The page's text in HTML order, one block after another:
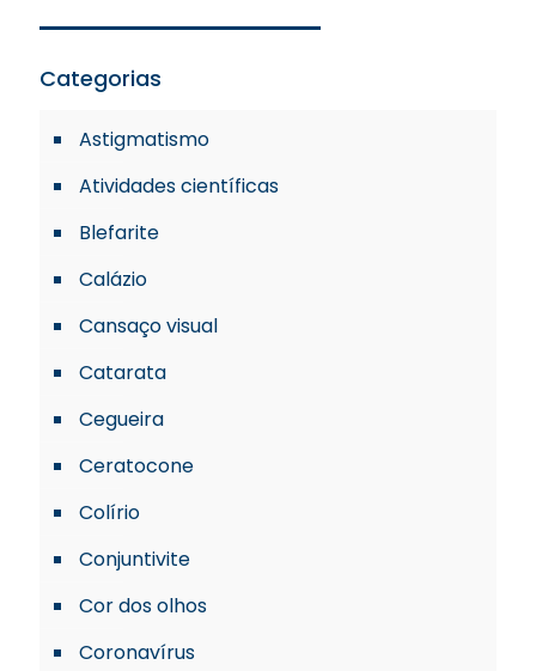
Categorias
Astigmatismo
Atividades científicas
Blefarite
Calázio
Cansaço visual
Catarata
Cegueira
Ceratocone
Colírio
Conjuntivite
Cor dos olhos
Coronavírus